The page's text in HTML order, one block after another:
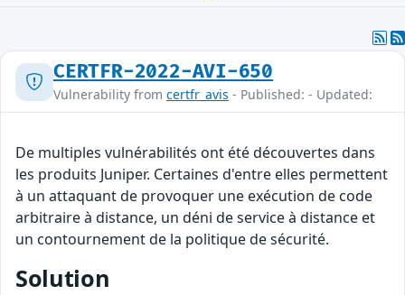
CERTFR-2022-AVI-650
Vulnerability from certfr_avis - Published: - Updated:
De multiples vulnérabilités ont été découvertes dans
les produits Juniper. Certaines d'entre elles permettent
à un attaquant de provoquer une exécution de code
arbitraire à distance, un déni de service à distance et
un contournement de la politique de sécurité.
Solution